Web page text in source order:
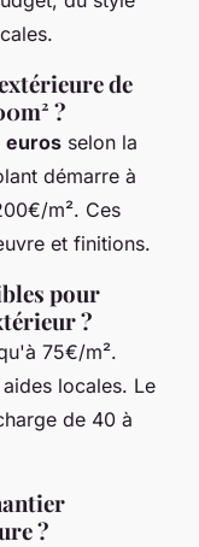
de
?
euros selon la
démarre à
m². Ces
et finitions.
pour
?
75€/m².
locales. Le
de 40 à
?